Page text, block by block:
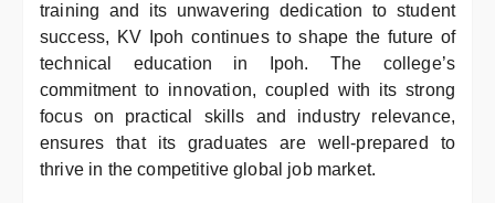
training and its unwavering dedication to student
success, KV Ipoh continues to shape the future of
technical education in Ipoh. The college’s
commitment to innovation, coupled with its strong
focus on practical skills and industry relevance,
ensures that its graduates are well-prepared to
thrive in the competitive global job market.